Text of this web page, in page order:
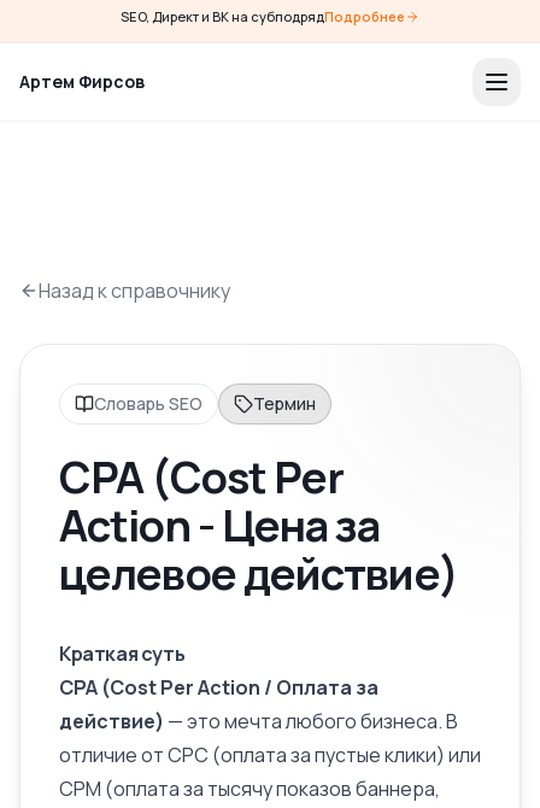
SEO, Директ и ВК на субподрядПодробнее
Артем Фирсов
Назад к справочнику
Словарь SEO Термин
CPA (Cost Per
Action - Цена за
целевое действие)
Краткая суть
CPA (Cost Per Action / Оплата за
действие) — это мечта любого бизнеса. В
отличие от CPC (оплата за пустые клики) или
CPM (оплата за тысячу показов баннера,